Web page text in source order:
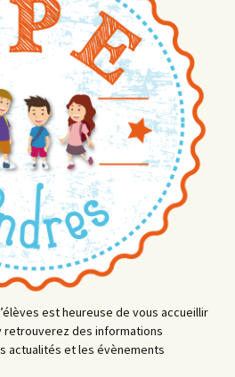
est heureuse de vous accueillir
retrouverez des informations
actualités et les évènements